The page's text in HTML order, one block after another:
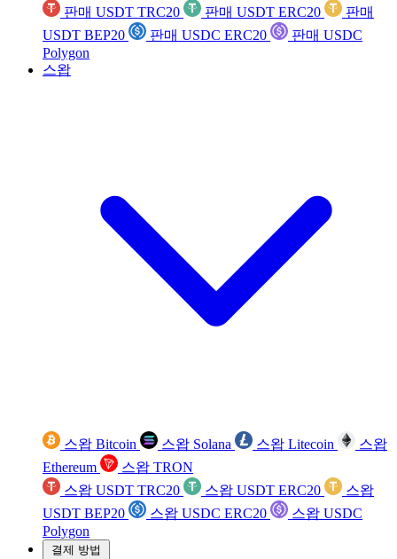
판매 USDT TRC20
판매 USDT ERC20
판매
USDT BEP20
판매 USDC ERC20
판매 USDC
Polygon
스왑
스왑 Bitcoin 스왑 Solana 스왑 Litecoin
스왑
Ethereum
스왑 TRON
스왑 USDT TRC20
스왑 USDT ERC20
스왑
USDT BEP20
스왑 USDC ERC20
스왑 USDC
Polygon
결제 방법